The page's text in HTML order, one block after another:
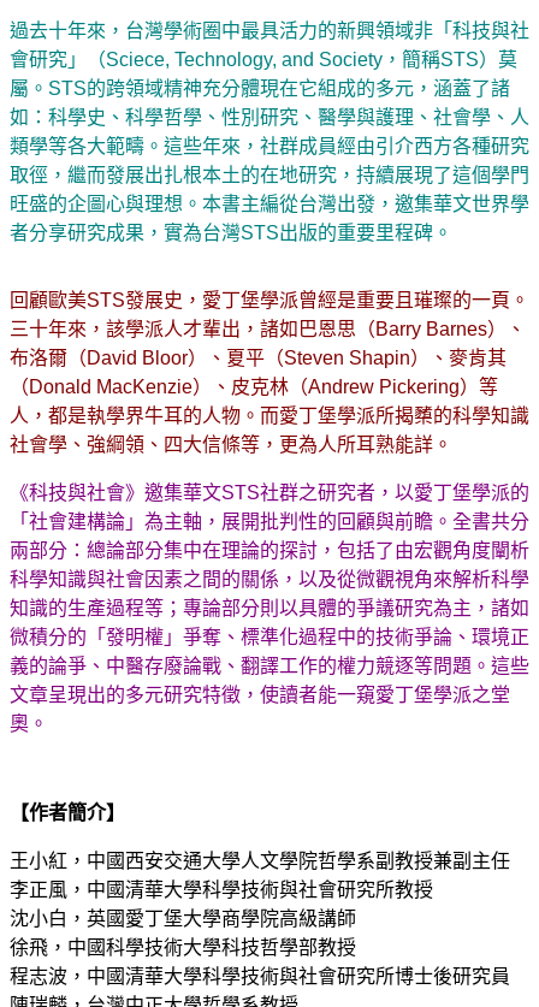
過去十年來，台灣學術圈中最具活力的新興領域非「科技與社
會研究」（Sciece, Technology, and Society，簡稱STS）莫
屬。STS的跨領域精神充分體現在它組成的多元，涵蓋了諸
如：科學史、科學哲學、性別研究、醫學與護理、社會學、人
類學等各大範疇。這些年來，社群成員經由引介西方各種研究
取徑，繼而發展出扎根本土的在地研究，持續展現了這個學門
旺盛的企圖心與理想。本書主編從台灣出發，邀集華文世界學
者分享研究成果，實為台灣STS出版的重要里程碑。
回顧歐美STS發展史，愛丁堡學派曾經是重要且璀璨的一頁。
三十年來，該學派人才輩出，諸如巴恩思（Barry Barnes）、
布洛爾（David Bloor）、夏平（Steven Shapin）、麥肯其
（Donald MacKenzie）、皮克林（Andrew Pickering）等
人，都是執學界牛耳的人物。而愛丁堡學派所揭櫫的科學知識
社會學、強綱領、四大信條等，更為人所耳熟能詳。
《科技與社會》邀集華文STS社群之研究者，以愛丁堡學派的
「社會建構論」為主軸，展開批判性的回顧與前瞻。全書共分
兩部分：總論部分集中在理論的探討，包括了由宏觀角度闡析
科學知識與社會因素之間的關係，以及從微觀視角來解析科學
知識的生產過程等；專論部分則以具體的爭議研究為主，諸如
微積分的「發明權」爭奪、標準化過程中的技術爭論、環境正
義的論爭、中醫存廢論戰、翻譯工作的權力競逐等問題。這些
文章呈現出的多元研究特徵，使讀者能一窺愛丁堡學派之堂
奧。
【作者簡介】
王小紅，中國西安交通大學人文學院哲學系副教授兼副主任
李正風，中國清華大學科學技術與社會研究所教授
沈小白，英國愛丁堡大學商學院高級講師
徐飛，中國科學技術大學科技哲學部教授
程志波，中國清華大學科學技術與社會研究所博士後研究員